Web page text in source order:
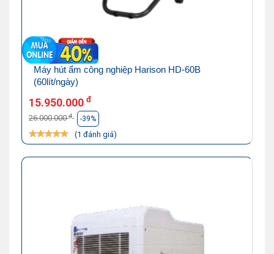
Máy hút ẩm công nghiệp Harison HD-60B
(60lít/ngày)
15.950.000 đ
26.000.000đ -39%
(1 đánh giá)